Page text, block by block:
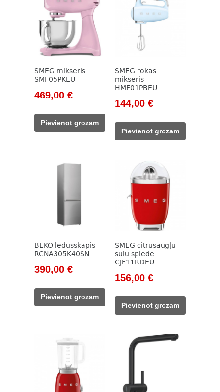
SMEG mikseris
SMF05PKEU
Original
was:
533,00 €.
469,00 €Current
469,00 €.
Pievienot grozam
SMEG rokas
mikseris
HMF01PBEU
Original
was:
165,00 €.
144,00 €Current
144,00 €.
Pievienot grozam
BEKO ledusskapis
RCNA305K40SN
Original
was:
785,00 €.
390,00 €Current
390,00 €.
Pievienot grozam
SMEG citrusaugļu
sulu spiede
CJF11RDEU
Original
was:
178,00 €.
156,00 €Current
156,00 €.
Pievienot grozam